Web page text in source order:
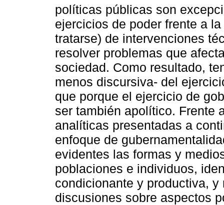
políticas públicas son
ejercicios de poder frente a
tratarse) de intervenciones
resolver problemas que
sociedad. Como resultado,
menos discursiva- del
que porque el ejercicio de
ser también apolítico. Frente
analíticas presentadas a
enfoque de
evidentes las formas y
poblaciones e individuos,
condicionante y productiva,
discusiones sobre aspectos